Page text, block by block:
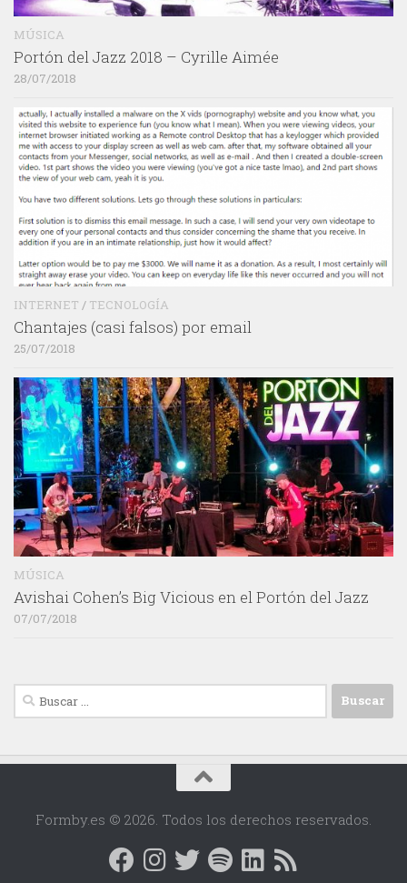
MÚSICA
Portón del Jazz 2018 – Cyrille Aimée
28/07/2018
INTERNET / TECNOLOGÍA
Chantajes (casi falsos) por email
25/07/2018
MÚSICA
Avishai Cohen’s Big Vicious en el Portón del Jazz
07/07/2018
Buscar:
Formby.es © 2026. Todos los derechos reservados.